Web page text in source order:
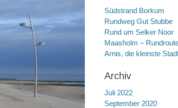
Südstrand Borkum
Rundweg Gut Stubbe
Rund um Selker Noor
Maasholm –
Arnis, die kleinste
Archiv
Juli 2022
September 2020